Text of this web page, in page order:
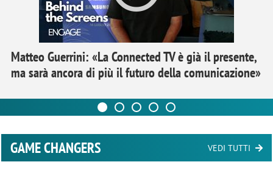
Matteo Guerrini: «La Connected TV è già il presente,
ma sarà ancora di più il futuro della comunicazione»
GAME CHANGERS VEDI TUTTI